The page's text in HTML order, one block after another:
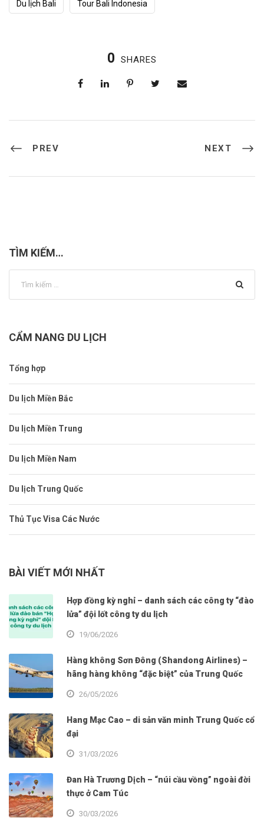
Du lịch Bali Tour Bali Indonesia
0 SHARES
PREV NEXT
TÌM KIẾM…
CẨM NANG DU LỊCH
Tổng hợp
Du lịch Miền Bắc
Du lịch Miền Trung
Du lịch Miền Nam
Du lịch Trung Quốc
Thủ Tục Visa Các Nước
BÀI VIẾT MỚI NHẤT
Hợp đồng kỳ nghỉ – danh sách các công ty “đào
lửa” đội lốt công ty du lịch
19/06/2026
Hàng không Sơn Đông (Shandong Airlines) –
hãng hàng không “đặc biệt” của Trung Quốc
26/05/2026
Hang Mạc Cao – di sản văn minh Trung Quốc cổ
đại
31/03/2026
Đan Hà Trương Dịch – “núi cầu vồng” ngoài đời
thực ở Cam Túc
30/03/2026